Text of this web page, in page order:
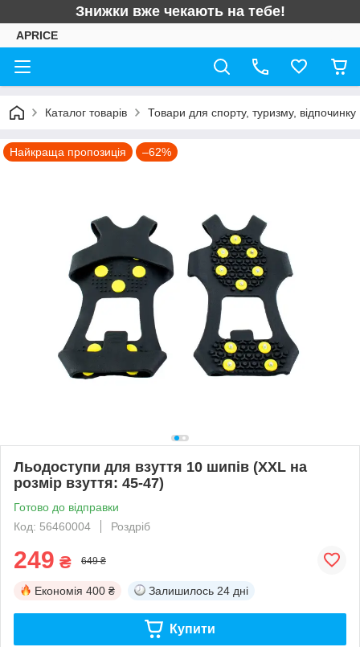
Знижки вже чекають на тебе!
APRICE
Каталог товарів Товари для спорту, туризму, відпочинку
Найкраща пропозиція –62%
Льодоступи для взуття 10 шипів (XXL на
розмір взуття: 45-47)
Готово до відправки
Код: 56460004
Роздріб
249 ₴ 649 ₴
Економія 400 ₴ Залишилось 24 дні
Купити